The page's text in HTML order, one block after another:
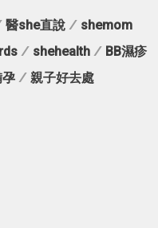
醫she直說 / shemom
/ shehealth / BB濕疹
/ 親子好去處